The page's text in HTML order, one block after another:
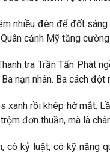
nhiều đèn để đốt
cảnh Mỹ tăng
tra Trần Tấn Phát
nạn nhân. Ba cách đột
xanh rồi khép hờ mắt.
đơn thuần, mà là
có kỷ luật, có kỹ năng